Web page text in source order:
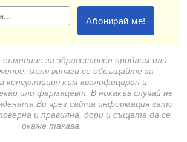
съмнение за здравословен проблем или
моля винаги се обръщайте за
консултация към квалифициран и
или фармацевт. В никакъв случай не
Ви чрез сайта информация като
и правилна, дори и същата да се
окаже такава.